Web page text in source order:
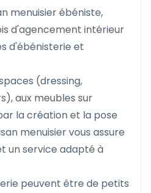
menuisier ébéniste,
d'agencement intérieur
d'ébénisterie et
(dressing,
aux meubles sur
la création et la pose
menuisier vous assure
un service adapté à
peuvent être de petits